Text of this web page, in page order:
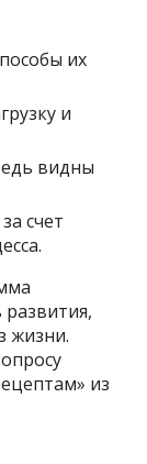
их
и
видны
счет
жизни.
из